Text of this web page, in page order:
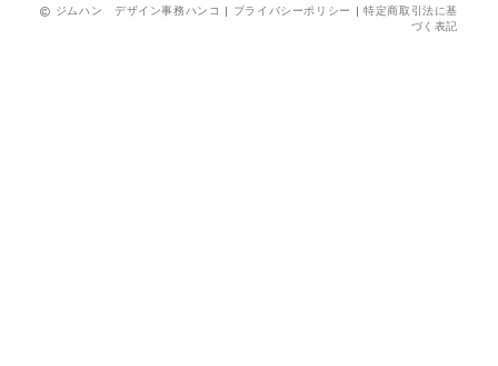
ジムハン デザイン事務ハンコ | プライバシーポリシー | 特定商取引法に基
づく表記